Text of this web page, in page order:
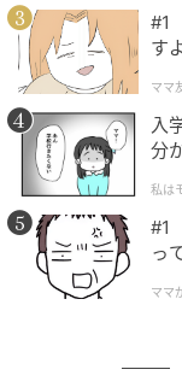
次の記事
人気
て！！
なる♡
#1
す
ママ
入
分
私は
#1
っ
ママ